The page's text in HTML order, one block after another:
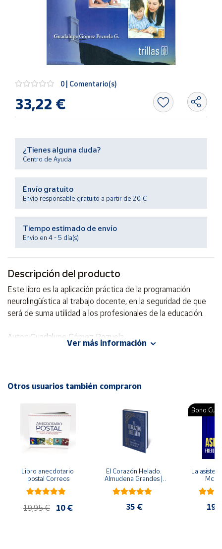
Market
Productos
Solidarios
Ayuda
Centro
de ayuda
Contacto
Vendedores
Mapa de
vendedores
Hazte
vendedor
Área
vendedor
cliente
Ubicación
Península
Canarias,
Ceuta y
Melilla
0 | Comentario(s)
33,22 €
¿Tienes alguna duda?
Centro de Ayuda
Envío gratuito
Envío responsable gratuito a partir de 20 €
Tiempo estimado de envío
Envío en 4 - 5 día(s)
Descripción del producto
Este libro es la aplicación práctica de la programación
neurolingüística al trabajo docente, en la seguridad de que
será de suma utilidad a los profesionales de la educación.
Autor: Guadalupe Gómez Pezuela
Ver más información
Otros usuarios también compraron
Libro anecdotario
postal Correos
19,95 € 10 €
El Corazón Helado.
Almudena Grandes |
Edición especial de
lujo | Libro con sello y
35 €
Bono
La